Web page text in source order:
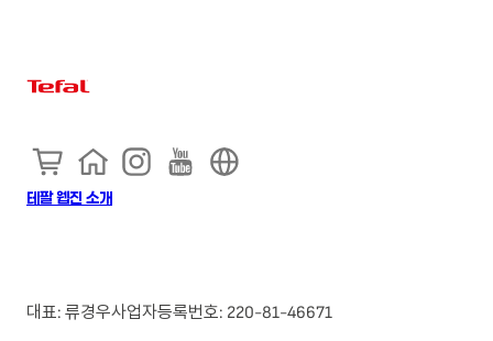
테팔 웹진 소개
대표: 류경우사업자등록번호: 220-81-46671